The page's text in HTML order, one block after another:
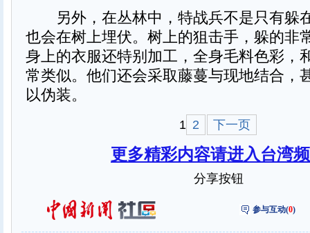
另外，在丛林中，特战兵不是只有躲
也会在树上埋伏。树上的狙击手，躲的非
身上的衣服还特别加工，全身毛料色彩，
常类似。他们还会采取藤蔓与现地结合，
以伪装。
1 2 下一页
更多精彩内容请进入台湾
分享按钮
参与互动(0)